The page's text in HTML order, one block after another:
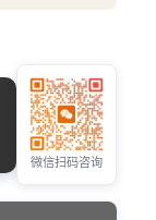
微信扫码咨询